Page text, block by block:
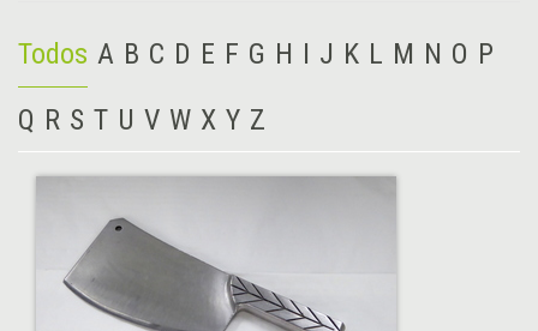
Todos A B C D E F G H I J K L M N O P
Q R S T U V W X Y Z